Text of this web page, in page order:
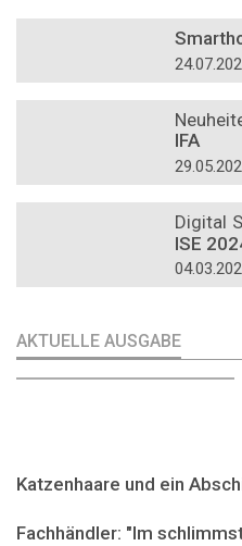
IFA
Digital
ISE
AKTUELLE AUSGABE
Katzenhaare und ein
Fachhändler: "Im